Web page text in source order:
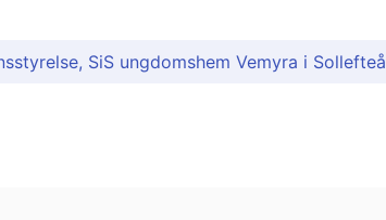
SiS ungdomshem Vemyra i Sollefteå